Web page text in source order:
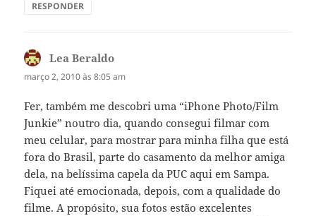
RESPONDER
Lea Beraldo
março 2, 2010 às 8:05 am
Fer, também me descobri uma “iPhone Photo/Film
Junkie” noutro dia, quando consegui filmar com
meu celular, para mostrar para minha filha que está
fora do Brasil, parte do casamento da melhor amiga
dela, na belíssima capela da PUC aqui em Sampa.
Fiquei até emocionada, depois, com a qualidade do
filme. A propósito, sua fotos estão excelentes